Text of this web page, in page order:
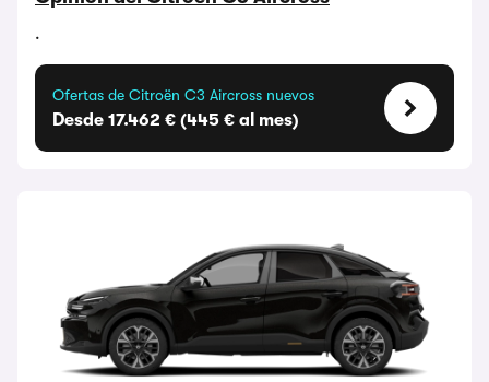
.
Ofertas de Citroën C3 Aircross nuevos
Desde 17.462 € (445 € al mes)